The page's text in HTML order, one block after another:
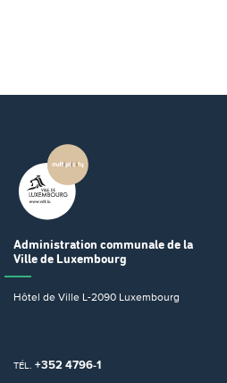
Administration communale de la
Ville de Luxembourg
Hôtel de Ville L-2090 Luxembourg
TÉL. +352 4796-1